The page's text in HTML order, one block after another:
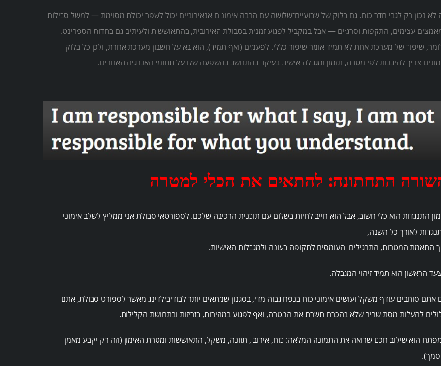
לא נכון רק לגבי חדר כוח. גם בלוק של שבועיים־שלושה עם הרבה אימונים אנאירוביים יכול לשפר יכולת מסוימת — למשל סבילות
עצימים, התקפות וסרג׳ים — אבל במקביל לפגוע זמנית בסבולת האירובית, בהתאוששות ולעיתים גם בחדות הספרינט.
שיפור של מערכת אחת לא תמיד אומר שיפור כללי. לפעמים (ואף תמיד), הוא בא על חשבון מערכת אחרת, ולכן כל בלוק
צריך להיבנות לפי מטרה, תזמון ומגבלה אישית בעיקר בהתחשב בהשפעה שלו על תחומי האנרגיה האחרים.
התחתונה: להתאים את הכלי למטרה
התנגדות הוא כלי חשוב, אבל הוא חייב לחיות בשלום עם תוכנית הרכיבה שלכם. לספורטאי סבולת אני ממליץ לשלב אימוני
לאורך כל השנה,
התאמת המטרות, התרגילים והעומסים לתקופה בעונה ולמגבלות האישיות.
הראשון הוא תמיד זיהוי המגבלה.
אתם סוחבים עודף משקל ועושים אימוני כוח בנפח גבוה מדי, בסגנון שמתאים יותר לבודיבילדינג מאשר לספורט סבולת, אתם
להעלות מסת שריר שלא בהכרח תשרת את המטרה, ואף לפגוע במהירות, בזריזות ובתחושת הקלילות.
הוא שילוב חכם שרואה את התמונה המלאה: כוח, אירובי, תזונה, משקל, התאוששות ומטרת האימון (וזה רק יקבע מאמן